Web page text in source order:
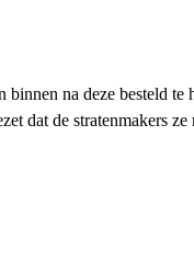
na deze besteld
dat de stratenmakers